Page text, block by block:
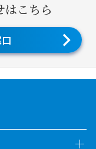
はこちら